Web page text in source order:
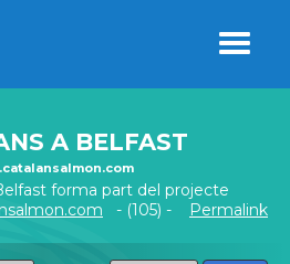
A BELFAST
forma part del projecte
- (105) -
Permalink